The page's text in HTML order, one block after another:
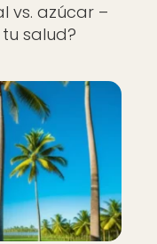
vs. azúcar –
salud?